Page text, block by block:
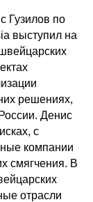
Гузилов по
выступил на
решениях,
Денис
с
компании
смягчения. В
отрасли